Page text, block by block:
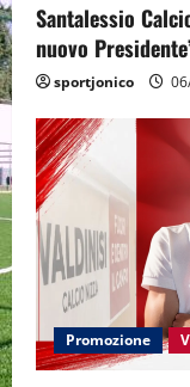
Santalessio
nuovo
sportjonico
Promozione